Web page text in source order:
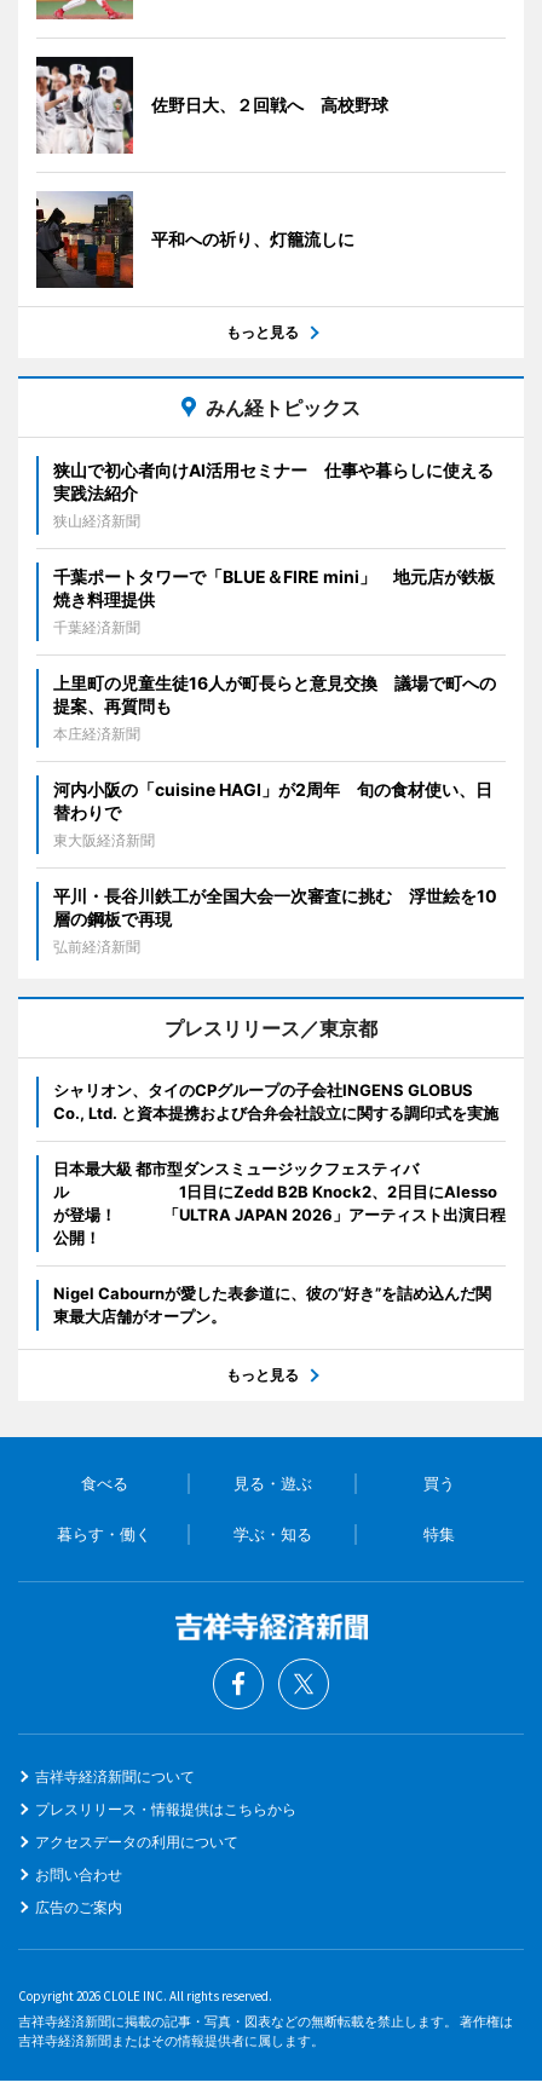
佐野日大、２回戦へ 高校野球
平和への祈り、灯籠流しに
もっと見る
みん経トピックス
狭山で初心者向けAI活用セミナー 仕事や暮らしに使える
実践法紹介
狭山経済新聞
千葉ポートタワーで「BLUE＆FIRE mini」 地元店が鉄板
焼き料理提供
千葉経済新聞
上里町の児童生徒16人が町長らと意見交換 議場で町への
提案、再質問も
本庄経済新聞
河内小阪の「cuisine HAGI」が2周年 旬の食材使い、日
替わりで
東大阪経済新聞
平川・長谷川鉄工が全国大会一次審査に挑む 浮世絵を10
層の鋼板で再現
弘前経済新聞
プレスリリース／東京都
シャリオン、タイのCPグループの子会社INGENS GLOBUS
Co., Ltd. と資本提携および合弁会社設立に関する調印式を実施
日本最大級 都市型ダンスミュージックフェスティバ
ル 1日目にZedd B2B Knock2、2日目にAlesso
が登場！ 「ULTRA JAPAN 2026」アーティスト出演日程
公開！
Nigel Cabournが愛した表参道に、彼の“好き”を詰め込んだ関
東最大店舗がオープン。
もっと見る
食べる 見る・遊ぶ 買う
暮らす・働く 学ぶ・知る 特集
吉祥寺経済新聞について
プレスリリース・情報提供はこちらから
アクセスデータの利用について
お問い合わせ
広告のご案内
Copyright 2026 CLOLE INC. All rights reserved.
吉祥寺経済新聞に掲載の記事・写真・図表などの無断転載を禁止します。 著作権は
吉祥寺経済新聞またはその情報提供者に属します。